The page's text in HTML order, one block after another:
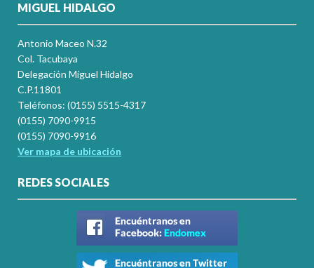
MIGUEL HIDALGO
Antonio Maceo N.32
Col. Tacubaya
Delegación Miguel Hidalgo
C.P.11801
Teléfonos: (0155) 5515-4317
(0155) 7090-9915
(0155) 7090-9916
Ver mapa de ubicación
REDES SOCIALES